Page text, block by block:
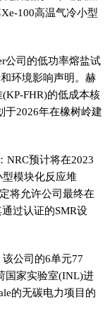
100高温气冷小型
公司的低功率熔盐试
环境影响声明。赫
FHR)的低成本核
于2026年在橡树岭建
NRC预计将在2023
型模块化反应堆
将允许公司最终在
过认证的SMR设
公司的6单元77
国家实验室(INL)进
的无碳电力项目的